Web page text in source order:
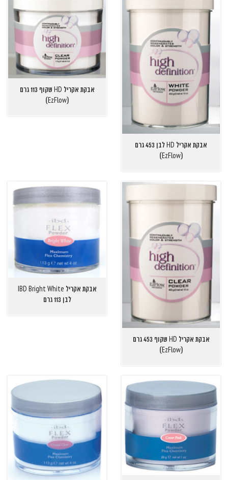
אבקת אקריל HD לבן 453 גרם
(EzFlow)
אבקת אקריל HD שקוף 113 גרם
(EzFlow)
אבקת אקריל HD שקוף 453 גרם
(EzFlow)
אבקת אקריל IBD Bright White
לבן 113 גרם